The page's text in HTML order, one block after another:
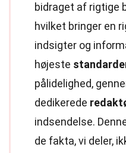
bidraget af rigtige
hvilket bringer en
indsigter og
højeste
pålidelighed,
dedikerede
indsendelse.
de fakta, vi deler,